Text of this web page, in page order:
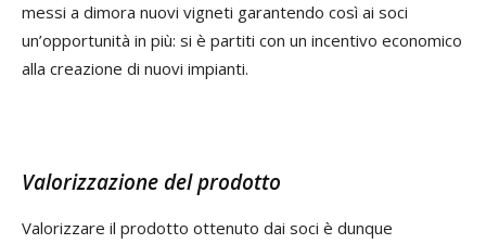
messi a dimora nuovi vigneti garantendo così ai soci
un’opportunità in più: si è partiti con un incentivo economico
alla creazione di nuovi impianti.
Valorizzazione del prodotto
Valorizzare il prodotto ottenuto dai soci è dunque